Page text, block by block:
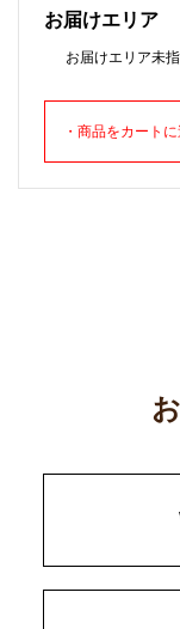
お届けエリア
お届けエリア未
・商品をカート